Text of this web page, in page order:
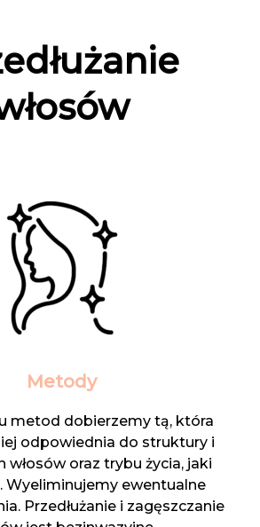
Metody
metod dobierzemy tą, która
odpowiednia do struktury i
włosów oraz trybu życia, jaki
Wyeliminujemy ewentualne
Przedłużanie i zagęszczanie